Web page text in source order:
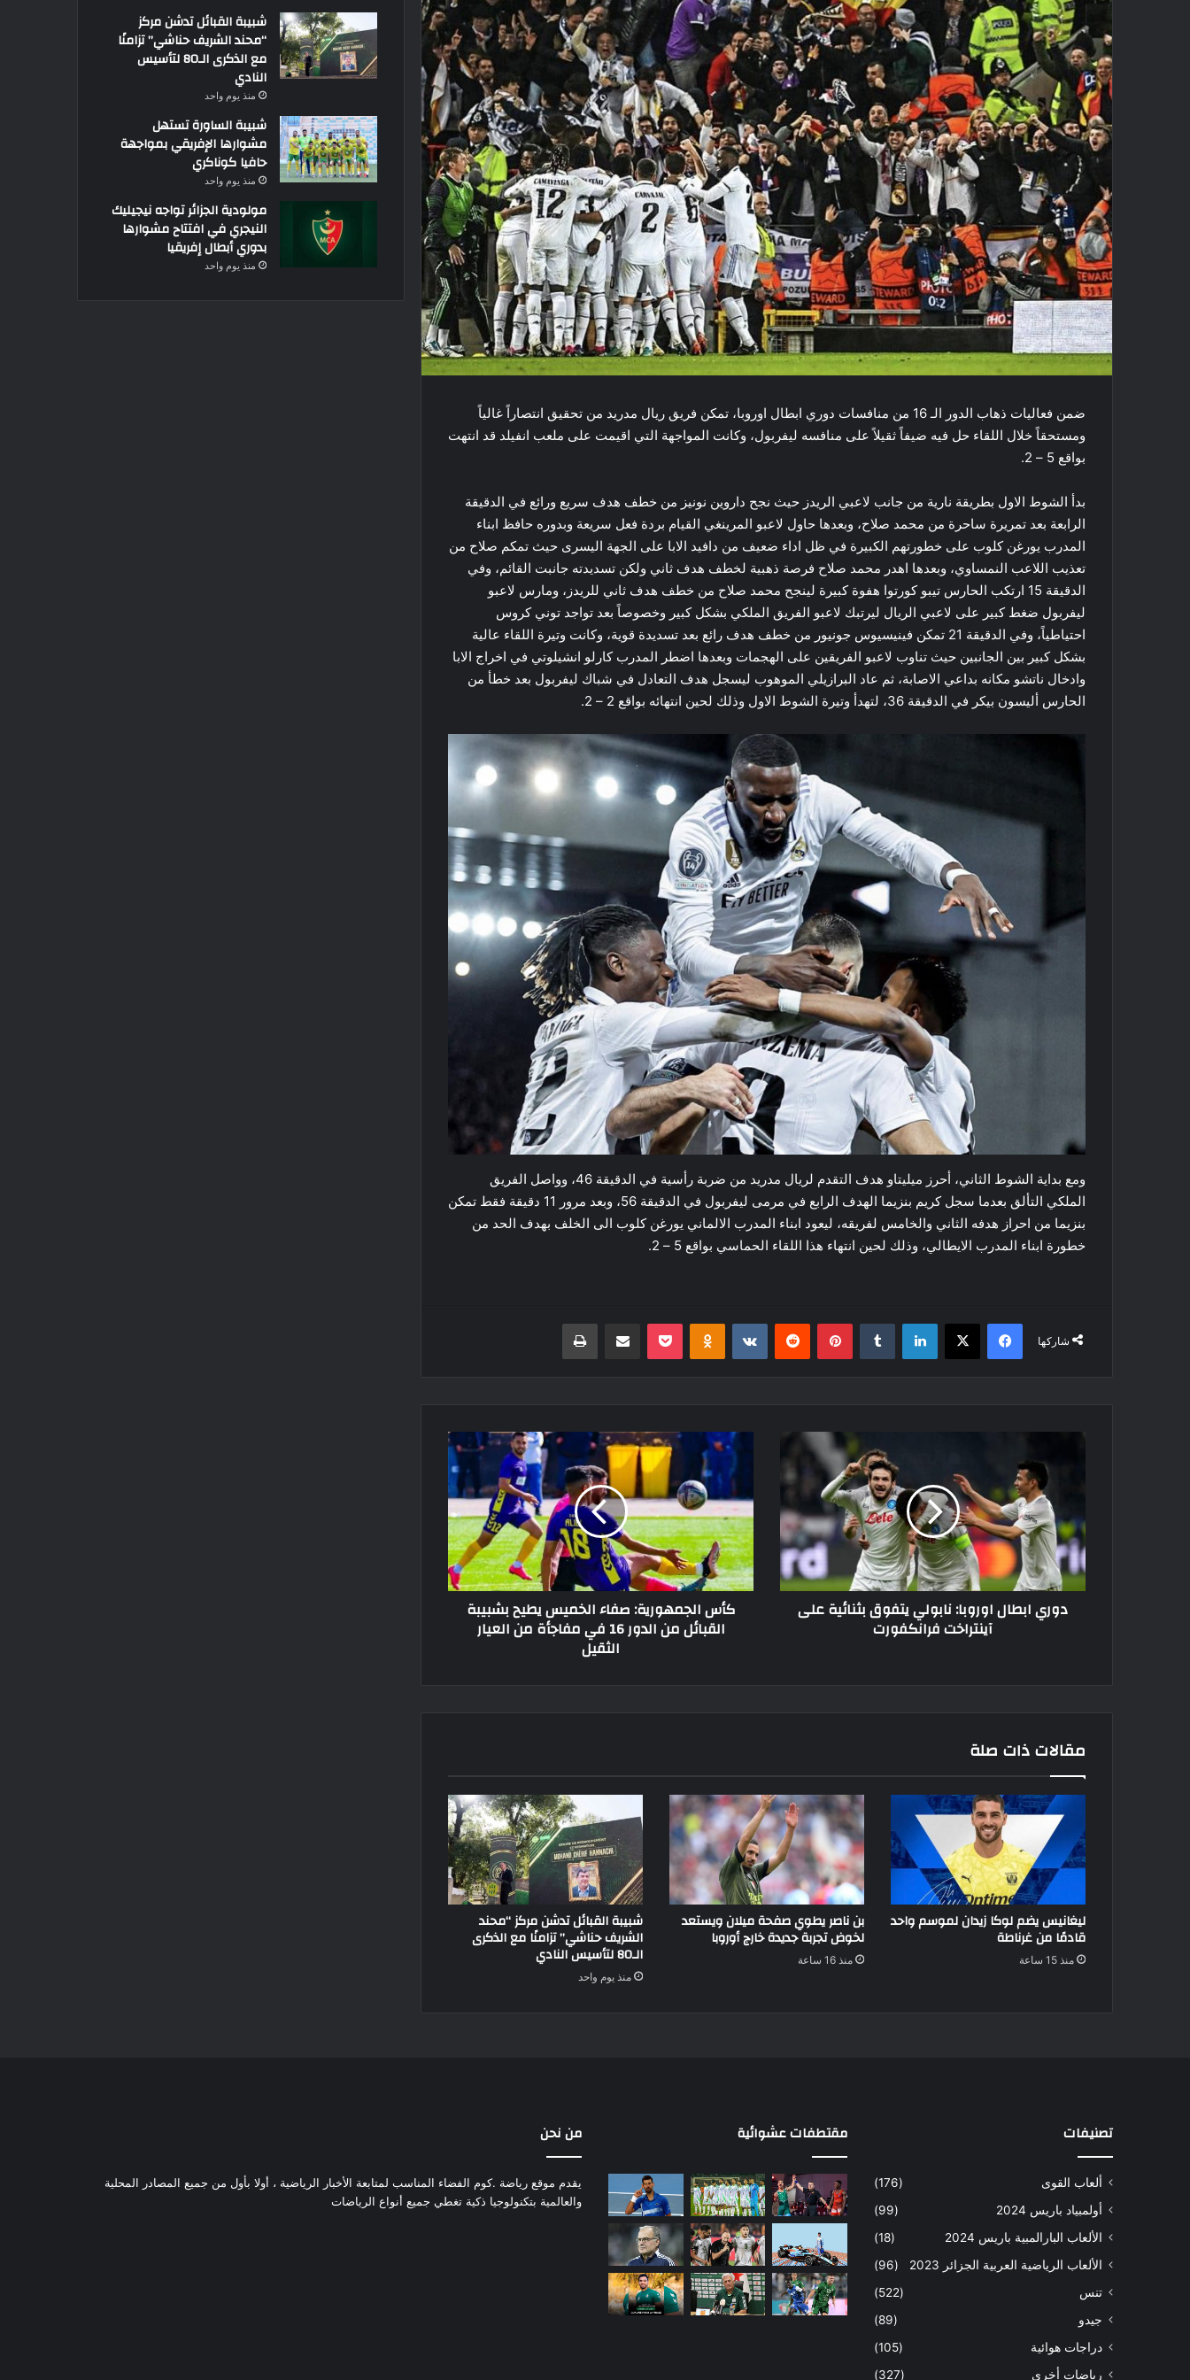
ضمن فعاليات ذهاب الدور الـ 16 من منافسات ​دوري ابطال اوروبا​، تمكن فريق ​ريال مدريد​ من تحقيق انتصاراً غالياً
ومستحقاً خلال اللقاء حل فيه ضيفاً ثقيلاً على منافسه ​ليفربول​، وكانت المواجهة التي اقيمت على ملعب انفيلد قد انتهت
بواقع 5 – 2.
بدأ الشوط الاول بطريقة نارية من جانب لاعبي الريدز حيث نجح داروين نونيز من خطف هدف سريع ورائع في الدقيقة
الرابعة بعد تمريرة ساحرة من محمد صلاح، وبعدها حاول لاعبو المرينغي القيام بردة فعل سريعة وبدوره حافظ ابناء
المدرب يورغن كلوب على خطورتهم الكبيرة في ظل اداء ضعيف من دافيد الابا على الجهة اليسرى حيث تمكم صلاح من
تعذيب اللاعب النمساوي، وبعدها اهدر محمد صلاح فرصة ذهبية لخطف هدف ثاني ولكن تسديدته جانبت القائم، وفي
الدقيقة 15 ارتكب الحارس تيبو كورتوا هفوة كبيرة لينجح محمد صلاح من خطف هدف ثاني للريدز، ومارس لاعبو
ليفربول ضغط كبير على لاعبي الريال ليرتبك لاعبو الفريق الملكي بشكل كبير وخصوصاً بعد تواجد توني كروس
احتياطياً، وفي الدقيقة 21 تمكن فينيسيوس جونيور من خطف هدف رائع بعد تسديدة قوية، وكانت وتيرة اللقاء عالية
بشكل كبير بين الجانبين حيث تناوب لاعبو الفريقين على الهجمات وبعدها اضطر المدرب كارلو انشيلوتي في اخراج الابا
وادخال ناتشو مكانه بداعي الاصابة، ثم عاد البرازيلي الموهوب ليسجل هدف التعادل في شباك ليفربول بعد خطأ من
الحارس أليسون بيكر في الدقيقة 36، لتهدأ وتيرة الشوط الاول وذلك لحين انتهائه بواقع 2 – 2.
ومع بداية الشوط الثاني، أحرز ميليتاو هدف التقدم لريال مدريد من ضربة رأسية في الدقيقة 46، وواصل الفريق
الملكي التألق بعدما سجل كريم بنزيما الهدف الرابع في مرمى ليفربول في الدقيقة 56، وبعد مرور 11 دقيقة فقط تمكن
بنزيما من احراز هدفه الثاني والخامس لفريقه، ليعود ابناء المدرب الالماني يورغن كلوب الى الخلف بهدف الحد من
خطورة ابناء المدرب الايطالي، وذلك لحين انتهاء هذا اللقاء الحماسي بواقع 5 – 2.
شاركها
فيسبوك ‫X لينكدإن بينتيريست Odnoklassniki
‫Pocket مشاركة عبر البريد طباعة
دوري
يتفوق
بثنائية
على
آينتراخت
فرانكفورت
دوري ابطال اوروبا: نابولي يتفوق بثنائية على
آينتراخت فرانكفورت
كأس
الجمهورية:
صفاء
الخميس
يطيح
بشبيبة
القبائل
من
الدور
كأس الجمهورية: صفاء الخميس يطيح بشبيبة
القبائل من الدور 16 في مفاجأة من العيار
الثقيل
مقالات ذات صلة
ليغانيس يضم لوكا زيدان لموسم واحد
قادمًا من غرناطة
منذ 15 ساعة
بن ناصر يطوي صفحة ميلان ويستعد
لخوض تجربة جديدة خارج أوروبا
منذ 16 ساعة
شبيبة القبائل تدشن مركز “محند
الشريف حناشي” تزامنًا مع الذكرى
الـ80 لتأسيس النادي
منذ يوم واحد
شبيبة القبائل تدشن مركز
“محند الشريف حناشي” تزامنًا
مع الذكرى الـ80 لتأسيس
النادي
منذ يوم واحد
شبيبة الساورة تستهل
مشوارها الإفريقي بمواجهة
حافيا كوناكري
منذ يوم واحد
مولودية الجزائر تواجه نيجيليك
النيجري في افتتاح مشوارها
بدوري أبطال إفريقيا
منذ يوم واحد
تصنيفات
ألعاب القوى
(176)
أولمبياد باريس 2024
(99)
الألعاب البارالمبية باريس 2024
(18)
الألعاب الرياضية العربية الجزائر 2023
(96)
تنس
(522)
جيدو
(89)
دراجات هوائية
(105)
رياضات أخرى
(327)
مقتطفات عشوائية من نحن
يقدم موقع رياضة .كوم الفضاء المناسب لمتابعة الأخبار الرياضية ، أولا بأول من جميع المصادر المحلية
والعالمية بتكنولوجيا ذكية تغطي جميع أنواع الرياضات